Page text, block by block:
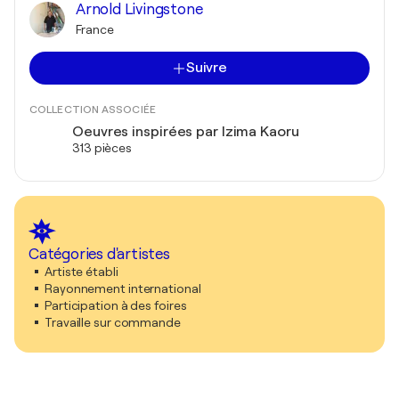
Arnold Livingstone
France
Suivre
COLLECTION ASSOCIÉE
Oeuvres inspirées par Izima Kaoru
313 pièces
Catégories d'artistes
Artiste établi
Rayonnement international
Participation à des foires
Travaille sur commande